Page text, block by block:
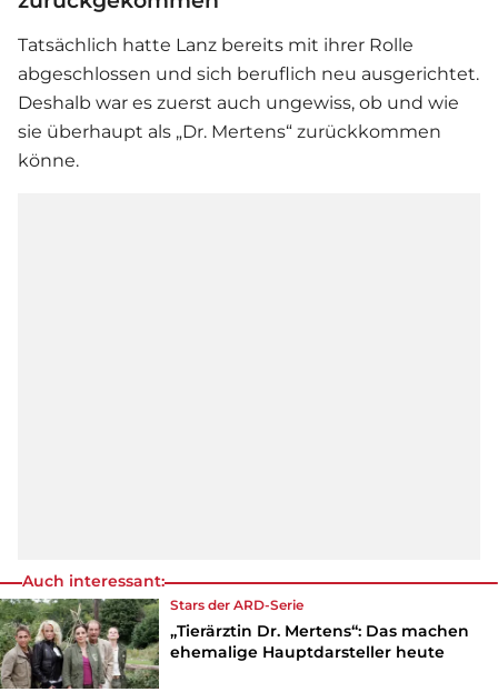
Tatsächlich hatte Lanz bereits mit ihrer Rolle
abgeschlossen und sich beruflich neu ausgerichtet.
Deshalb war es zuerst auch ungewiss, ob und wie
sie überhaupt als „Dr. Mertens“ zurückkommen
könne.
Auch interessant:
Stars der ARD-Serie
„Tierärztin Dr. Mertens“: Das machen
ehemalige Hauptdarsteller heute